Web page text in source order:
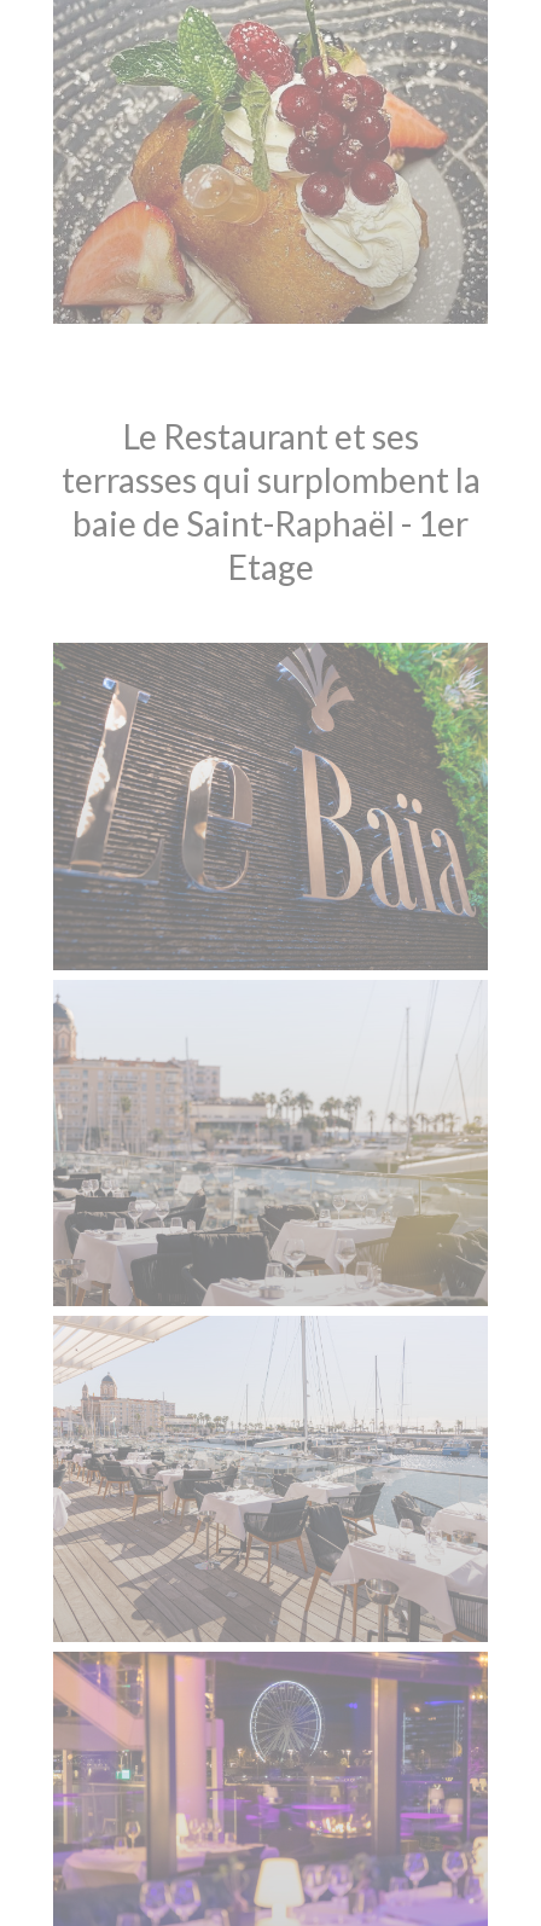
Le Restaurant et ses
terrasses qui surplombent la
baie de Saint-Raphaël - 1er
Etage